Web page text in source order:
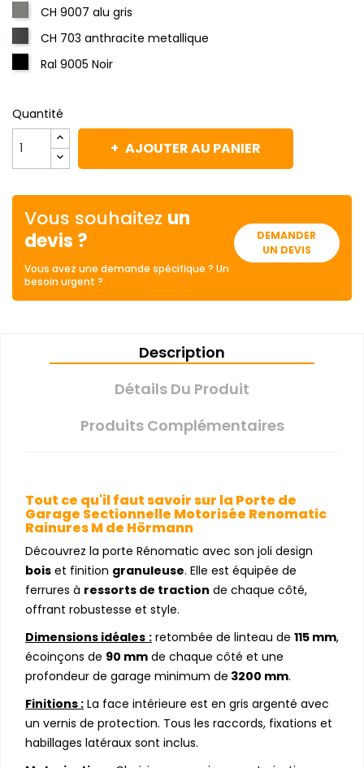
CH 9007 alu gris
CH 703 anthracite metallique
Ral 9005 Noir
Quantité
AJOUTER AU PANIER
Vous souhaitez un
devis ?
Vous avez une demande spécifique ? Un
besoin urgent ?
DEMANDER
UN DEVIS
Description
Détails Du Produit
Produits Complémentaires
Tout ce qu'il faut savoir sur la Porte de
Garage Sectionnelle Motorisée Renomatic
Rainures M de Hörmann
Découvrez la porte Rénomatic avec son joli design
bois et finition granuleuse. Elle est équipée de
ferrures à ressorts de traction de chaque côté,
offrant robustesse et style.
Dimensions idéales : retombée de linteau de 115 mm,
écoinçons de 90 mm de chaque côté et une
profondeur de garage minimum de 3200 mm.
Finitions : La face intérieure est en gris argenté avec
un vernis de protection. Tous les raccords, fixations et
habillages latéraux sont inclus.